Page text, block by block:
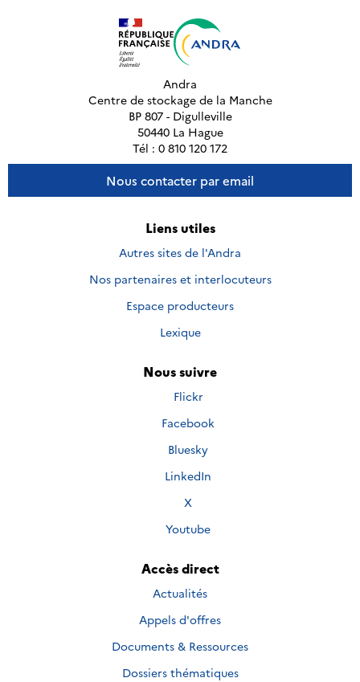
Andra
Centre de stockage de la Manche
BP 807 - Digulleville
50440 La Hague
Tél : 0 810 120 172
Nous contacter par email
Liens utiles
Autres sites de l'Andra
Nos partenaires et interlocuteurs
Espace producteurs
Lexique
Nous suivre
Nous
sur
Flickr
Nous
sur
Facebook
Nous
sur
Bluesky
Nous
LinkedIn
Nous
sur
X
Nous
sur
Youtube
Accès direct
Actualités
Appels d'offres
Documents & Ressources
Dossiers thématiques